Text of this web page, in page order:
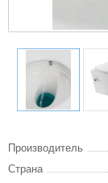
Производитель
Страна